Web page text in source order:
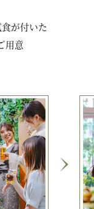
が付いた
用意